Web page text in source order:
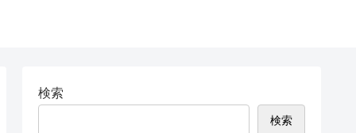
検索
検索